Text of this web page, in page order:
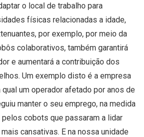
o local de trabalho para
físicas relacionadas a idade,
por exemplo, por meio da
colaborativos, também garantirá
e aumentará a contribuição dos
Um exemplo disto é a empresa
qual um operador afetado por anos de
manter o seu emprego, na medida
cobots que passaram a lidar
cansativas. E na nossa unidade